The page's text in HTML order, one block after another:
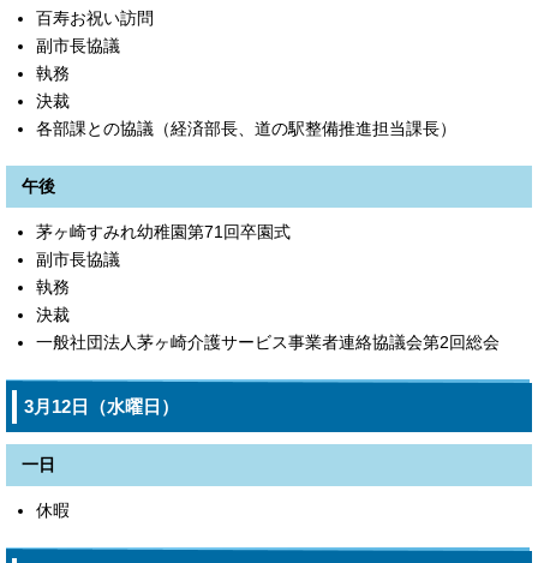
百寿お祝い訪問
副市長協議
執務
決裁
各部課との協議（経済部長、道の駅整備推進担当課長）
午後
茅ヶ崎すみれ幼稚園第71回卒園式
副市長協議
執務
決裁
一般社団法人茅ヶ崎介護サービス事業者連絡協議会第2回総会
3月12日（水曜日）
一日
休暇